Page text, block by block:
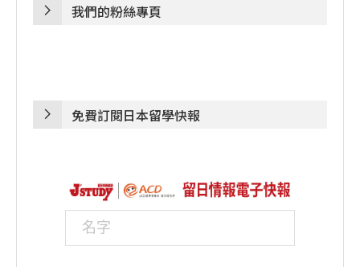
我們的粉絲專頁
免費訂閱日本留學快報